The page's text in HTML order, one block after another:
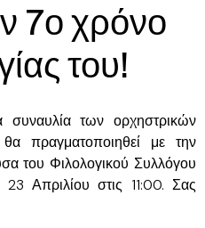
7ο χρόνο
του!
συναυλία των ορχηστρικών
πραγματοποιηθεί με την
του Φιλολογικού Συλλόγου
Απριλίου στις 11:00. Σας